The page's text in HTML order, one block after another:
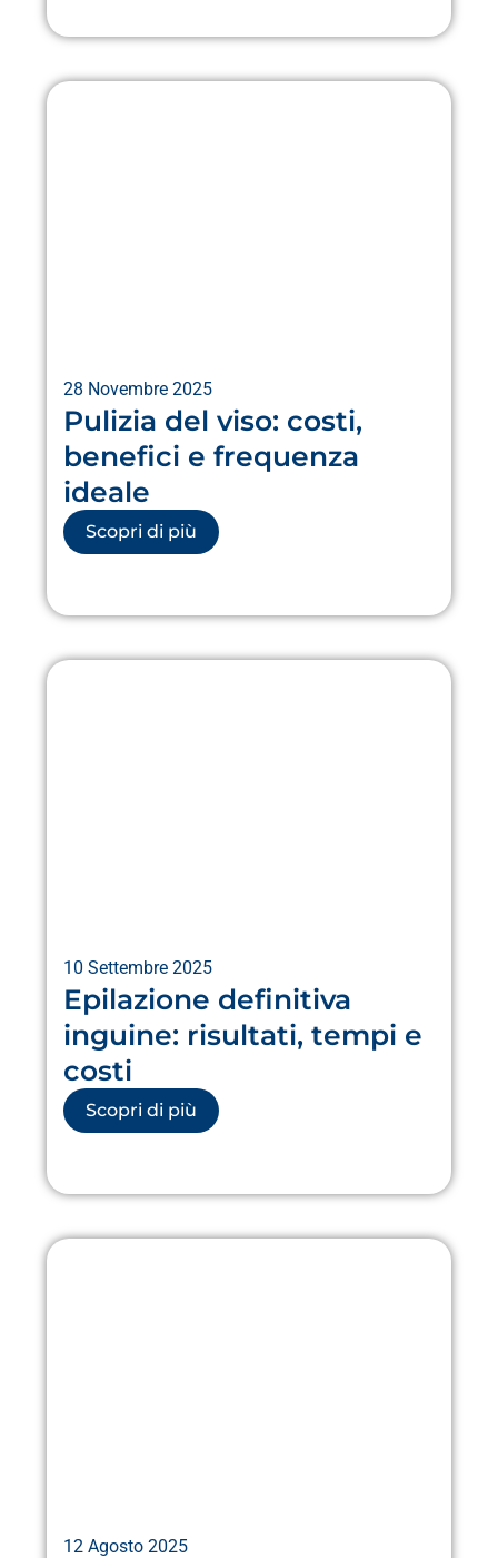
28 Novembre 2025
Pulizia del viso: costi,
benefici e frequenza
ideale
Scopri di più
10 Settembre 2025
Epilazione definitiva
inguine: risultati, tempi e
costi
Scopri di più
12 Agosto 2025